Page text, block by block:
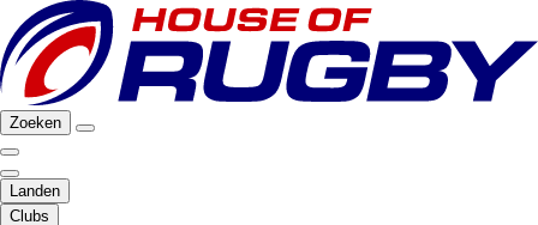
Zoeken
Landen
Clubs